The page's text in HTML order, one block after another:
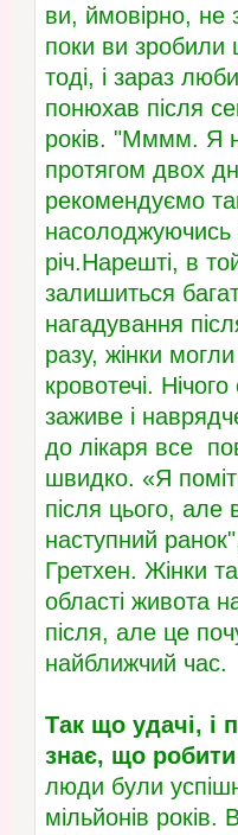
ви, ймовірно, не
поки ви зробили
тоді, і зараз
понюхав після
років. "Мммм. Я
протягом двох
рекомендуємо
річ.Нарешті, в
залишиться
нагадування
разу, жінки
кровотечі.
заживе і
до лікаря все
швидко. «Я
після цього, але
наступний
Гретхен. Жінки
області живота
після, але це
найближчий час.
Так що удачі, і
знає, що
люди були
мільйонів років.